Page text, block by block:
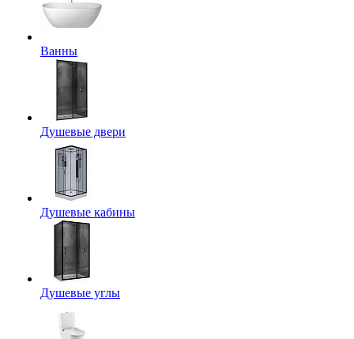
Ванны
Душевые двери
Душевые кабины
Душевые углы